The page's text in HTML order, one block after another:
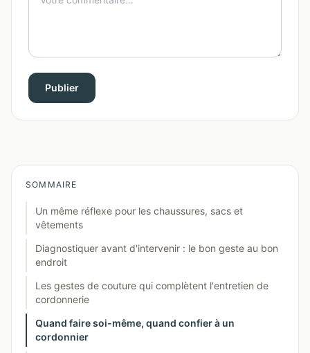
Publier
SOMMAIRE
Un même réflexe pour les chaussures, sacs et
vêtements
Diagnostiquer avant d'intervenir : le bon geste au bon
endroit
Les gestes de couture qui complètent l'entretien de
cordonnerie
Quand faire soi-même, quand confier à un
cordonnier